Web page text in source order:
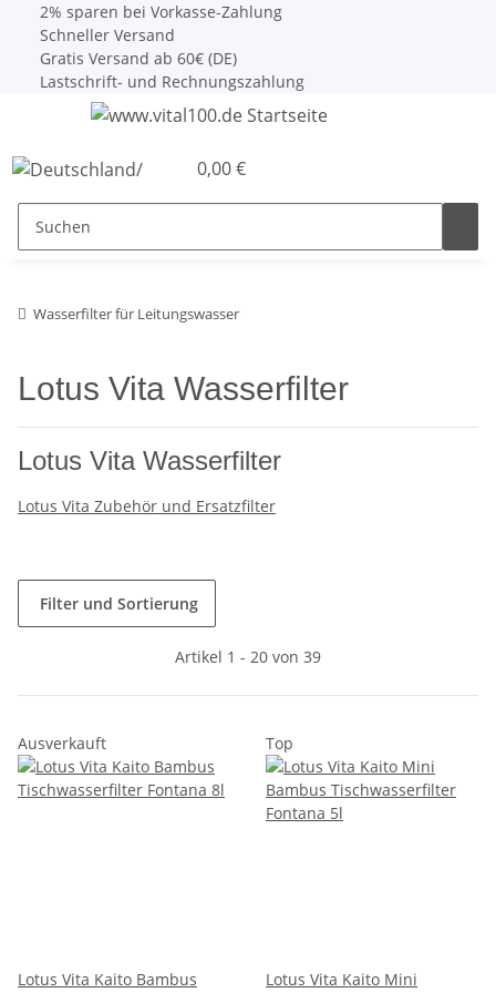
2% sparen bei Vorkasse-Zahlung
Schneller Versand
Gratis Versand ab 60€ (DE)
Lastschrift- und Rechnungszahlung
0,00 €
Wasserfilter für Leitungswasser
Lotus Vita Wasserfilter
Lotus Vita Wasserfilter
Lotus Vita Zubehör und Ersatzfilter
Filter und Sortierung
Artikel 1 - 20 von 39
Ausverkauft
Lotus Vita Kaito Bambus
Top
Lotus Vita Kaito Mini